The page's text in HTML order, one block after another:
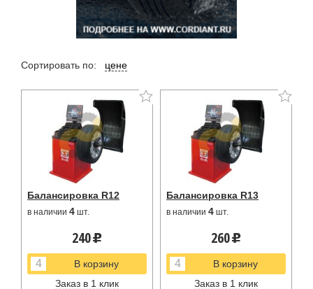
Сортировать по: цене
Балансировка R12
в наличии 4 шт.
240u
Заказ в 1 клик
Балансировка R13
в наличии 4 шт.
260u
Заказ в 1 клик